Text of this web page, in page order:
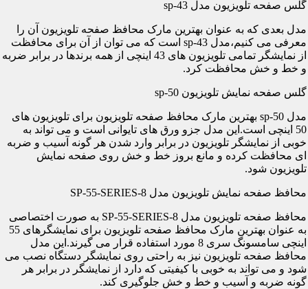
گلس صفحه تلویزیون مدل sp-43
مدل بعدی که به عنوان بهترین مارک محافظ صفحه تلویزیون آن را
معرفی می کنیم،مدل sp-43 است که می توان از آن برای محافظت
از نمایشگر تمامی تلویزیون های 43 اینچی از همه برندها در برابر ضربه
و خط و خش محافظت کرد.
گلس صفحه نمایش تلویزیون sp-50
مدل sp-50 بهترین مارک محافظ صفحه تلویزیون برای تلویزیون های
50 اینچی است.این مدل جزو ورق های تایوانی است و می تواند به
خوبی از نمایشگر تلویزیون در برابر وارد شدن هر گونه آسیب و ضربه
ای محافظت کرده و مانع بروز خط و خش روی صفحه نمایش
تلویزیون شود.
محافظ صفحه نمایش تلویزیون مدل SP-55-SERIES-8
محافظ صفحه تلویزیون مدل SP-55-SERIES-8 به صورت اختصاصی
به عنوان بهترین مارک محافظ صفحه تلویزیون برای نمایشگرهای 55
اینچی سامسونگ سری 8 مورد استفاده قرار می گیرند.این مدل
محافظ صفحه تلویزیون نیز به راحتی روی نمایشگر دستگاه نصب می
شود و می تواند به خوبی با کیفیتی که دارد از نمایشگر در برابر هر
گونه ضربه و آسیب و خط و خش جلوگیری کند.